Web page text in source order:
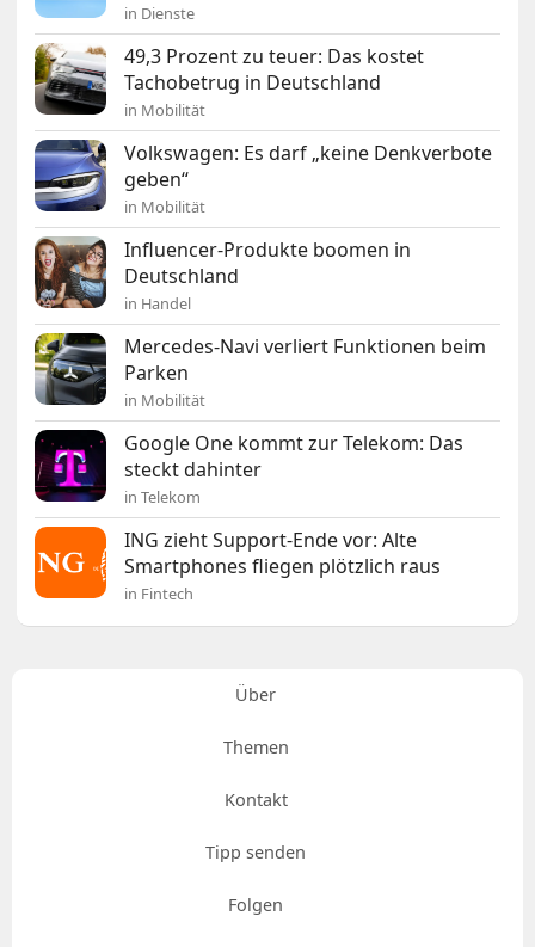
in Dienste
49,3 Prozent zu teuer: Das kostet
Tachobetrug in Deutschland
in Mobilität
Volkswagen: Es darf „keine Denkverbote
geben“
in Mobilität
Influencer-Produkte boomen in
Deutschland
in Handel
Mercedes-Navi verliert Funktionen beim
Parken
in Mobilität
Google One kommt zur Telekom: Das
steckt dahinter
in Telekom
ING zieht Support-Ende vor: Alte
Smartphones fliegen plötzlich raus
in Fintech
Über
Themen
Kontakt
Tipp senden
Folgen